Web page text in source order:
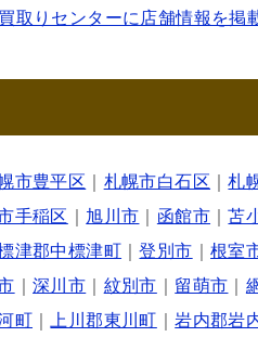
取りセンターに店舗情報を掲
市豊平区 札幌市白石区 ｜札
手稲区 旭川市 函館市 ｜苫
津郡中標津町 ｜登別市 ｜根室
｜深川市 紋別市 留萌市
町 上川郡東川町 ｜岩内郡岩